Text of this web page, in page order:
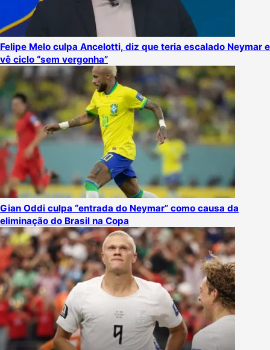
Felipe Melo culpa Ancelotti, diz que teria escalado Neymar e
vê ciclo “sem vergonha”
Gian Oddi culpa “entrada do Neymar” como causa da
eliminação do Brasil na Copa